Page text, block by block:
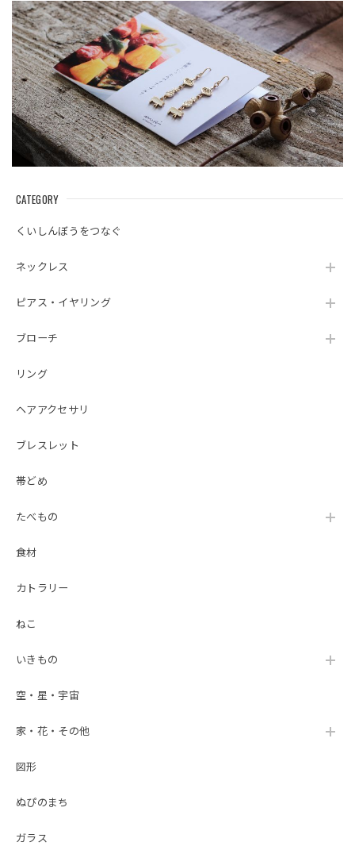
CATEGORY
くいしんぼうをつなぐ
ネックレス
ピアス・イヤリング
ブローチ
リング
ヘアアクセサリ
ブレスレット
帯どめ
たべもの
食材
カトラリー
ねこ
いきもの
空・星・宇宙
家・花・その他
図形
ぬぴのまち
ガラス